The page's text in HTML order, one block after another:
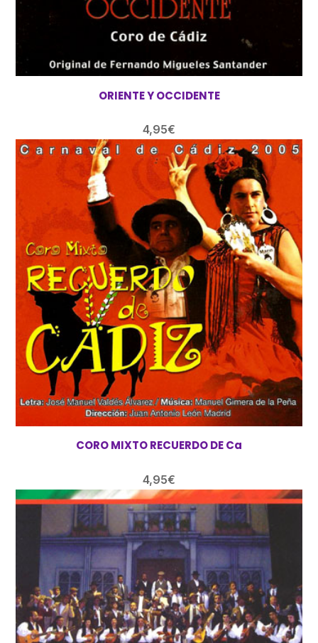
ORIENTE Y OCCIDENTE
4,95€
CORO MIXTO RECUERDO DE Ca
4,95€